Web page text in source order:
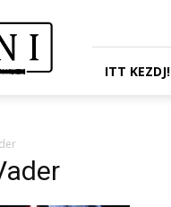
ITT KEZDJ!